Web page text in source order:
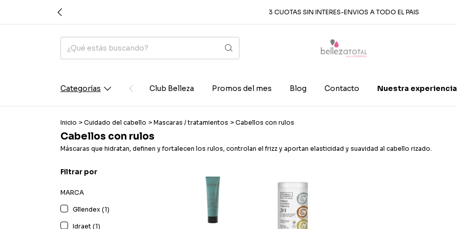
3 CUOTAS SIN INTERES-ENVIOS A TODO EL PAIS
Categorías Club Belleza Promos del mes Blog Contacto Nuestra experiencia
Inicio > Cuidado del cabello > Mascaras / tratamientos > Cabellos con rulos
Cabellos con rulos
Máscaras que hidratan, definen y fortalecen los rulos, controlan el frizz y aportan elasticidad y suavidad al cabello rizado.
Filtrar por
MARCA
Gllendex (1)
Idraet (1)